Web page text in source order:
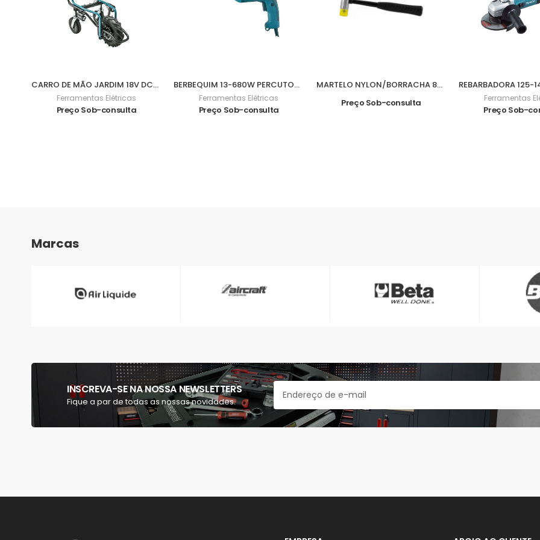
CARRO DE MÃO JARDIM 18V DCU180Z
Ferramentas Elétricas
Preço Sob-consulta
BERBEQUIM 13-680W PERCUTOR HP1641
Ferramentas Elétricas
Preço Sob-consulta
MARTELO NYLON/BORRACHA 840grs M07016
Preço Sob-consulta
Ferramentas
Preço Sob-
Marcas
INSCREVA-SE NA NOSSA NEWSLETTERS
Fique a par de todas as nossas novidades.